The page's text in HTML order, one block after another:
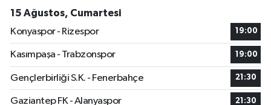
15 Ağustos, Cumartesi
Konyaspor - Rizespor
19:00
Kasımpaşa - Trabzonspor 19:00
Gençlerbirliği S.K. - Fenerbahçe 21:30
Gaziantep FK - Alanyaspor 21:30